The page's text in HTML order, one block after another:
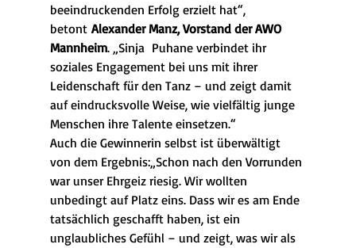
beeindruckenden Erfolg erzielt hat“,
betont Alexander Manz, Vorstand der AWO
Mannheim. „Sinja  Puhane verbindet ihr
soziales Engagement bei uns mit ihrer
Leidenschaft für den Tanz – und zeigt damit
auf eindrucksvolle Weise, wie vielfältig junge
Menschen ihre Talente einsetzen.“
Auch die Gewinnerin selbst ist überwältigt
von dem Ergebnis:„Schon nach den Vorrunden
war unser Ehrgeiz riesig. Wir wollten
unbedingt auf Platz eins. Dass wir es am Ende
tatsächlich geschafft haben, ist ein
unglaubliches Gefühl – und zeigt, was wir als